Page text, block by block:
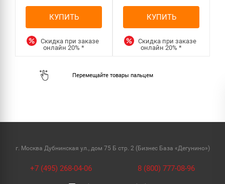
КУПИТЬ
Скидка при заказе
онлайн20%*
КУПИТЬ
Скидка при заказе
онлайн20%*
г. Москва Дубнинская ул., дом 75 Б стр. 2 (Бизнес База «Дегунино»)
+7 (495) 268-04-06 8 (800) 777-08-96